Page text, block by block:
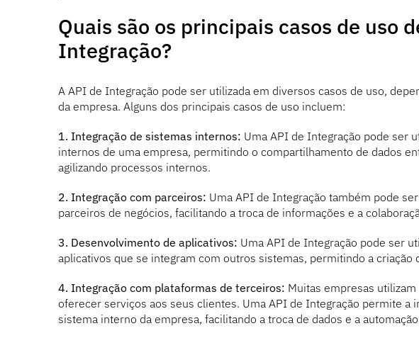
Quais são os principais casos de uso
Integração?
A API de Integração pode ser utilizada em diversos casos de uso,
da empresa. Alguns dos principais casos de uso incluem:
1. Integração de sistemas internos: Uma API de Integração pode ser
internos de uma empresa, permitindo o compartilhamento de dados
agilizando processos internos.
2. Integração com parceiros: Uma API de Integração também pode
parceiros de negócios, facilitando a troca de informações e a
3. Desenvolvimento de aplicativos: Uma API de Integração pode ser
aplicativos que se integram com outros sistemas, permitindo a criação
4. Integração com plataformas de terceiros: Muitas empresas
oferecer serviços aos seus clientes. Uma API de Integração permite a
sistema interno da empresa, facilitando a troca de dados e a